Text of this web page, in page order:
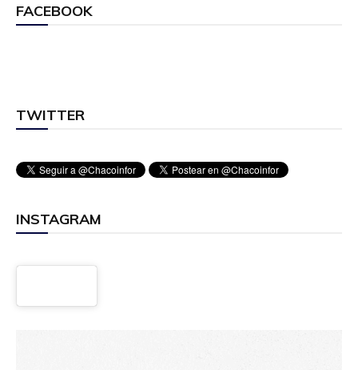
FACEBOOK
TWITTER
INSTAGRAM